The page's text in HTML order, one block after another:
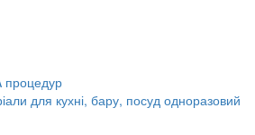
процедур
для кухні, бару, посуд одноразовий